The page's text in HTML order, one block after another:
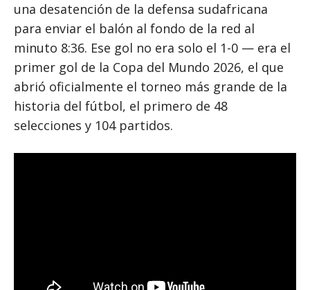
una desatención de la defensa sudafricana
para enviar el balón al fondo de la red al
minuto 8:36. Ese gol no era solo el 1-0 — era el
primer gol de la Copa del Mundo 2026, el que
abrió oficialmente el torneo más grande de la
historia del fútbol, el primero de 48
selecciones y 104 partidos.